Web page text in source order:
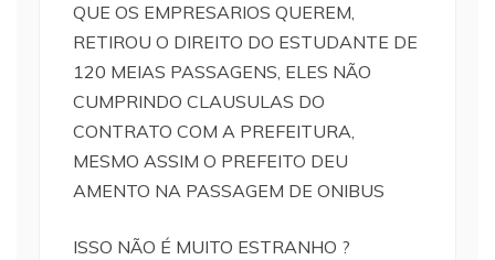
QUE OS EMPRESARIOS QUEREM,
RETIROU O DIREITO DO ESTUDANTE DE
120 MEIAS PASSAGENS, ELES NÃO
CUMPRINDO CLAUSULAS DO
CONTRATO COM A PREFEITURA,
MESMO ASSIM O PREFEITO DEU
AMENTO NA PASSAGEM DE ONIBUS
ISSO NÃO É MUITO ESTRANHO ?